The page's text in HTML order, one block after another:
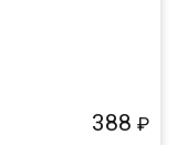
388 ₽